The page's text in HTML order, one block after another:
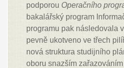
podporou Operačního
bakalářský program
programu pak následovala
pevně ukotveno ve třech
nová struktura studijního
oboru snazším